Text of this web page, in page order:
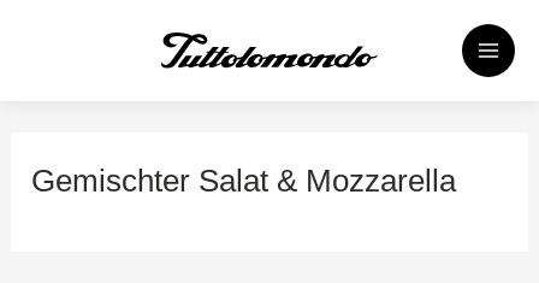
Gemischter Salat & Mozzarella